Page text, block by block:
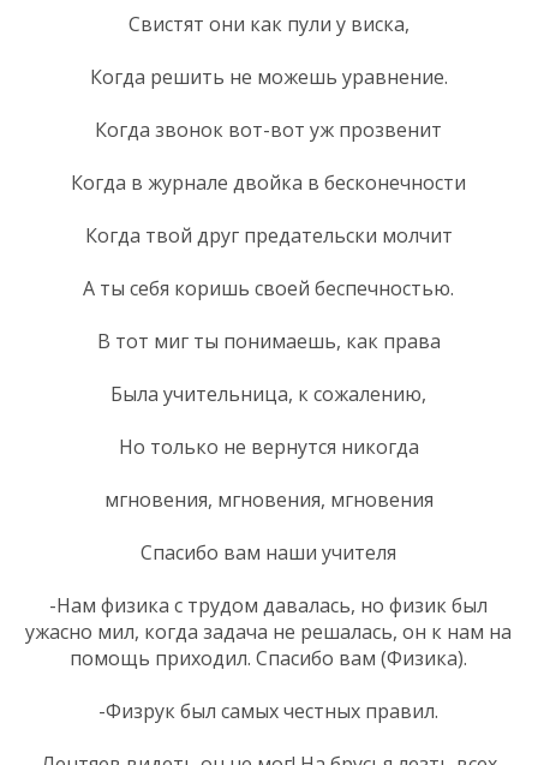
Свистят они как пули у виска,
Когда решить не можешь уравнение.
Когда звонок вот-вот уж прозвенит
Когда в журнале двойка в бесконечности
Когда твой друг предательски молчит
А ты себя коришь своей беспечностью.
В тот миг ты понимаешь, как права
Была учительница, к сожалению,
Но только не вернутся никогда
мгновения, мгновения, мгновения
Спасибо вам наши учителя
-Нам физика с трудом давалась, но физик был
ужасно мил, когда задача не решалась, он к нам на
помощь приходил. Спасибо вам (Физика).
-Физрук был самых честных правил.